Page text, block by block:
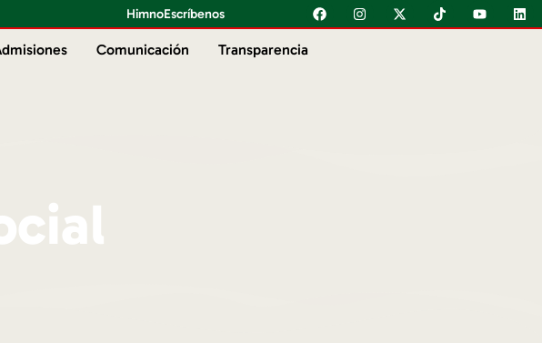
HimnoEscríbenos
Comunicación Transparencia